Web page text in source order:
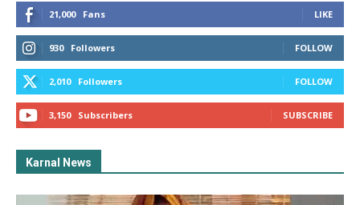
21,000 Fans LIKE
930 Followers FOLLOW
2,010 Followers FOLLOW
3,150 Subscribers SUBSCRIBE
Karnal News